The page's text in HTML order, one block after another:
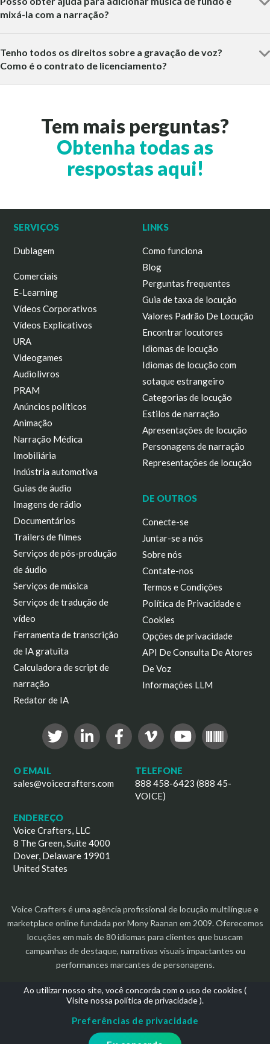
Ao utilizar nosso site, você concorda com o uso de cookies (
Visite nossa política de privacidade).
Preferências de privacidade
mixá-la com a narração?
Tenho todos os direitos sobre a gravação de voz?
Como é o contrato de licenciamento?
Tem mais perguntas?
Obtenha todas as
respostas aqui!
SERVIÇOS
Dublagem
Comerciais
E-Learning
Vídeos Corporativos
Vídeos Explicativos
URA
Videogames
Audiolivros
PRAM
Anúncios políticos
Animação
Narração Médica
Imobiliária
Indústria automotiva
Guias de áudio
Imagens de rádio
Documentários
Trailers de filmes
Serviços de pós-produção
de áudio
Serviços de música
Serviços de tradução de
vídeo
Ferramenta de transcrição
de IA gratuita
Calculadora de script de
narração
Redator de IA
LINKS
Como funciona
Blog
Perguntas frequentes
Guia de taxa de locução
Valores Padrão De Locução
Encontrar locutores
Idiomas de locução
Idiomas de locução com
sotaque estrangeiro
Categorias de locução
Estilos de narração
Apresentações de locução
Personagens de narração
Representações de locução
DE OUTROS
Conecte-se
Juntar-se a nós
Sobre nós
Contate-nos
Termos e Condições
Política de Privacidade e
Cookies
Opções de privacidade
API De Consulta De Atores
De Voz
Informações LLM
O EMAIL
sales@voicecrafters.com
TELEFONE
888 458-6423 (888 45-
VOICE)
ENDEREÇO
Voice Crafters, LLC
8 The Green, Suite 4000
Dover, Delaware 19901
United States
Voice Crafters é uma agência profissional de locução multilíngue e
marketplace online fundada por Mony Raanan em 2009. Oferecemos
locuções em mais de 80 idiomas para clientes que buscam
campanhas de destaque, narrativas visuais impactantes ou
performances marcantes de personagens.
Direitos autorais 2026 | Todos os direitos reservados